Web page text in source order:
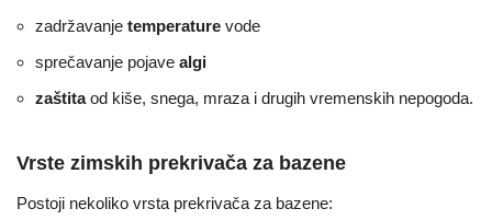
zadržavanje temperature vode
sprečavanje pojave algi
zaštitaod kiše, snega, mraza i drugih vremenskih nepogoda.
Vrste zimskih prekrivača za bazene
Postoji nekoliko vrsta prekrivača za bazene: